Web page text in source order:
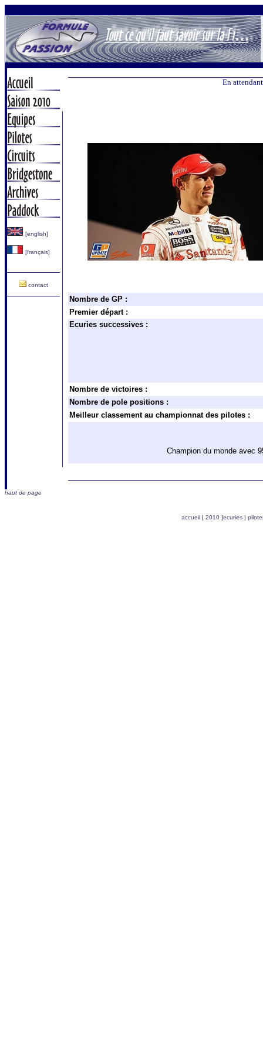
[english]
[français]
contact
En
Nombre de GP :
Premier départ :
Ecuries successives :
Nombre de victoires :
Nombre de pole positions :
Meilleur classement au championnat des pilotes :
Champion du monde avec
haut de page
accueil| 2010 |ecuries|